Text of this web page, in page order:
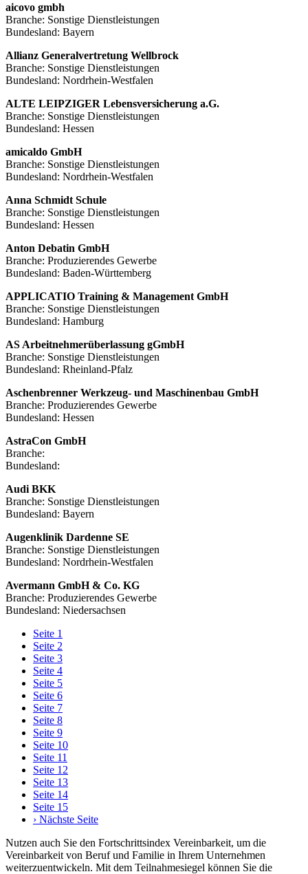
aicovo gmbh
Branche: Sonstige Dienstleistungen
Bundesland: Bayern
Allianz Generalvertretung Wellbrock
Branche: Sonstige Dienstleistungen
Bundesland: Nordrhein-Westfalen
ALTE LEIPZIGER Lebensversicherung a.G.
Branche: Sonstige Dienstleistungen
Bundesland: Hessen
amicaldo GmbH
Branche: Sonstige Dienstleistungen
Bundesland: Nordrhein-Westfalen
Anna Schmidt Schule
Branche: Sonstige Dienstleistungen
Bundesland: Hessen
Anton Debatin GmbH
Branche: Produzierendes Gewerbe
Bundesland: Baden-Württemberg
APPLICATIO Training & Management GmbH
Branche: Sonstige Dienstleistungen
Bundesland: Hamburg
AS Arbeitnehmerüberlassung gGmbH
Branche: Sonstige Dienstleistungen
Bundesland: Rheinland-Pfalz
Aschenbrenner Werkzeug- und Maschinenbau GmbH
Branche: Produzierendes Gewerbe
Bundesland: Hessen
AstraCon GmbH
Branche:
Bundesland:
Audi BKK
Branche: Sonstige Dienstleistungen
Bundesland: Bayern
Augenklinik Dardenne SE
Branche: Sonstige Dienstleistungen
Bundesland: Nordrhein-Westfalen
Avermann GmbH & Co. KG
Branche: Produzierendes Gewerbe
Bundesland: Niedersachsen
Seite 1
Seite 2
Seite 3
Seite 4
Seite 5
Seite 6
Seite 7
Seite 8
Seite 9
Seite 10
Seite 11
Seite 12
Seite 13
Seite 14
Seite 15
› Nächste Seite
Nutzen auch Sie den Fortschrittsindex Vereinbarkeit, um die
Vereinbarkeit von Beruf und Familie in Ihrem Unternehmen
weiterzuentwickeln. Mit dem Teilnahmesiegel können Sie die